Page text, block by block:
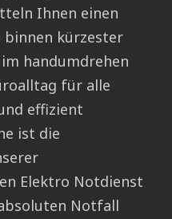
Ihnen einen
kürzester
handumdrehen
für alle
effizient
ist die
Elektro Notdienst
Notfall